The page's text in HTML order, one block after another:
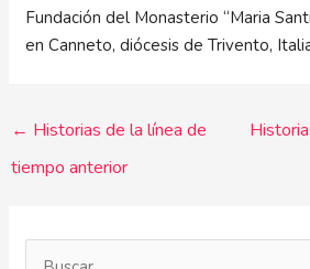
Fundación del Monasterio “Maria
en Canneto, diócesis de Trivento,
← Historias de la línea de
tiempo anterior